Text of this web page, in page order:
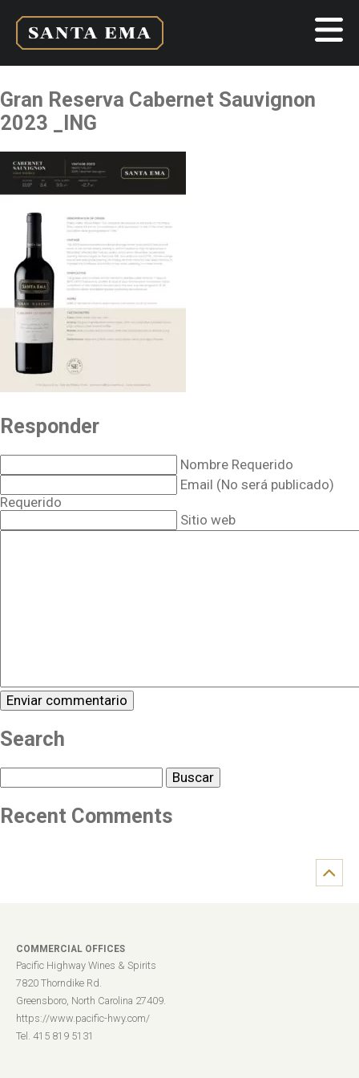
Gran Reserva Cabernet Sauvignon
2023 _ING
Responder
Nombre Requerido
Email (No será publicado)
Requerido
Sitio web
Search
Recent Comments
COMMERCIAL OFFICES
Pacific Highway Wines & Spirits
7820 Thorndike Rd.
Greensboro, North Carolina 27409.
https://www.pacific-hwy.com/
Tel. 415 819 5131